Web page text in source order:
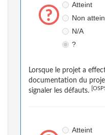
Atteint
Non
N/A
?
Lorsque le projet a
documentation du
signaler les défauts.
Atteint